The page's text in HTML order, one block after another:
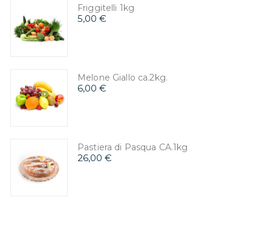
Friggitelli 1kg
5,00 €
Melone Giallo ca.2kg.
6,00 €
Pastiera di Pasqua CA.1kg
26,00 €